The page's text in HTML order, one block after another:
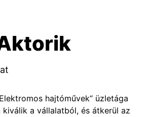
hajtóművek“ üzletága
a vállalatból, és átkerül az